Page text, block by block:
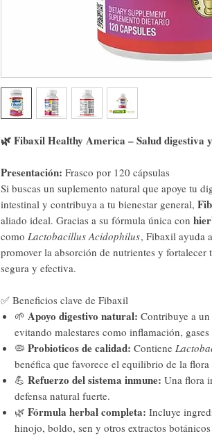
🌿 Fibaxil Healthy America – Salud digestiva
Presentación: Frasco por 120 cápsulas
Si buscas un suplemento natural que apoye tu
intestinal y contribuya a tu bienestar general,
aliado ideal. Gracias a su fórmula única con
como Lactobacillus Acidophilus, Fibaxil ayuda
promover la absorción de nutrientes y fortalecer
segura y efectiva.
✅ Beneficios clave de Fibaxil
🌱 Apoyo digestivo natural: Contribuye a
evitando malestares como inflamación,
🦠 Probioticos de calidad: Contiene
benéfica que favorece el equilibrio de la flora
💪 Refuerzo del sistema inmune: Una flora
defensa natural fuerte.
🌿 Fórmula herbal completa: Incluye
hinojo, boldo, sen y otros extractos